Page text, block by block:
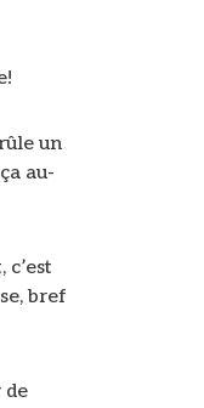
un
au-
bref
de